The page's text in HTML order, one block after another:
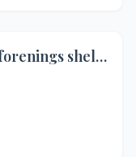
Villerslev og Omegns Beboerforenings shelterplads